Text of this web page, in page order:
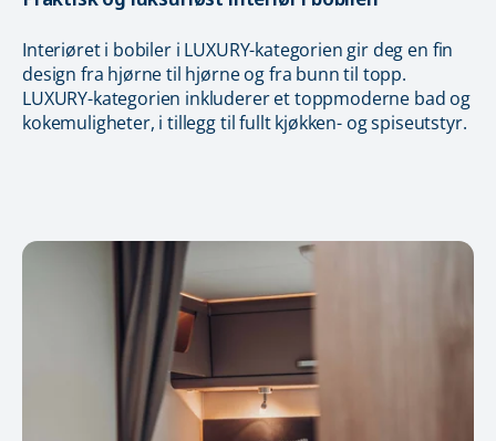
Interiøret i bobiler i LUXURY-kategorien gir deg en fin
design fra hjørne til hjørne og fra bunn til topp.
LUXURY-kategorien inkluderer et toppmoderne bad og
kokemuligheter, i tillegg til fullt kjøkken- og spiseutstyr.